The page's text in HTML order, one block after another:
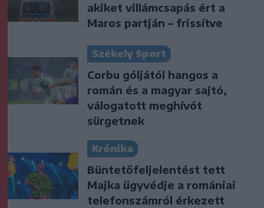
akiket villámcsapás ért a
Maros partján – frissítve
Székely Sport
Corbu góljától hangos a
román és a magyar sajtó,
válogatott meghívót
sürgetnek
Krónika
Büntetőfeljelentést tett
Majka ügyvédje a romániai
telefonszámról érkezett